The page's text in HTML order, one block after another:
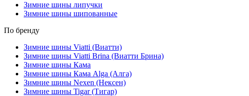
Зимние шины липучки
Зимние шины шипованные
По бренду
Зимние шины Viatti (Виатти)
Зимние шины Viatti Brina (Виатти Брина)
Зимние шины Кама
Зимние шины Кама Alga (Алга)
Зимние шины Nexen (Нексен)
Зимние шины Tigar (Тигар)